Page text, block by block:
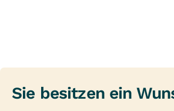
Sie besitzen ein